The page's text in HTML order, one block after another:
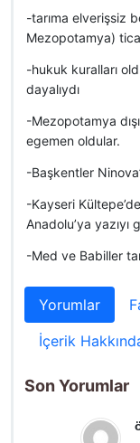
-tarıma elverişsiz
Mezopotamya)
-hukuk kuralları
dayalıydı
-Mezopotamya
egemen oldular.
-Başkentler
-Kayseri
Anadolu’ya yazıyı
-Med ve Babiller
Yorumlar
İçerik
Son Yorumlar